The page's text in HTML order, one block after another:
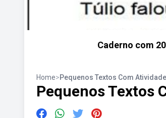
Caderno com
Home>Pequenos Textos Com
Pequenos Textos